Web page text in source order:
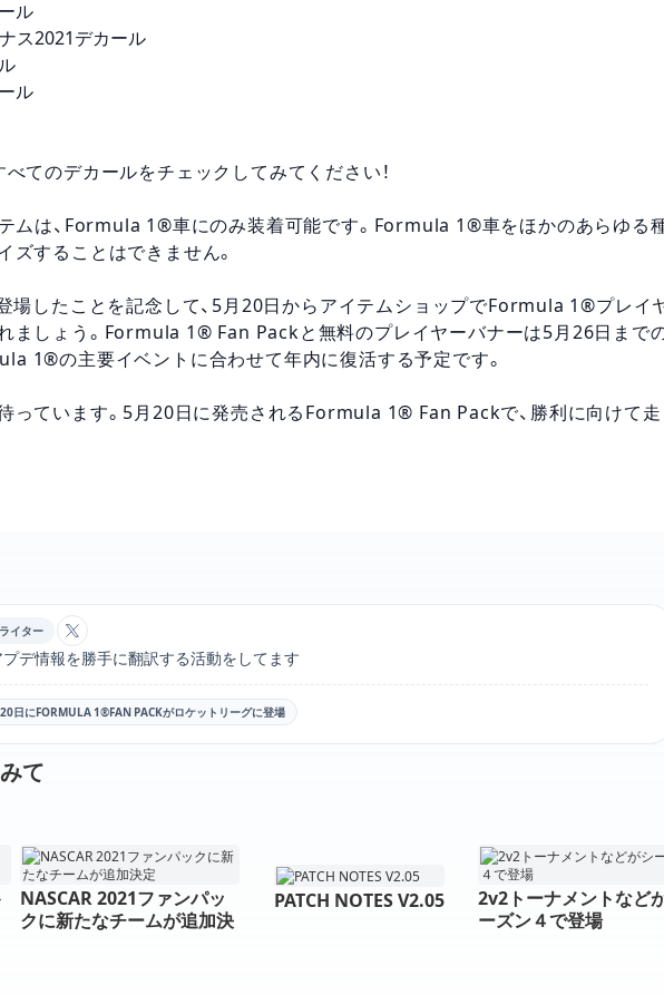
ル
ス2021デカール
ル
てのデカールをチェックしてみてください！
ムは、Formula 1®車にのみ装着可能です。Formula 1®車をほかのあらゆる
ズすることはできません。
場したことを記念して、5月20日からアイテムショップでFormula 1®プレイ
ましょう。Formula 1® Fan Packと無料のプレイヤーバナーは5月26日まで
1®の主要イベントに合わせて年内に復活する予定です。
っています。5月20日に発売されるFormula 1® Fan Packで、勝利に向けて走
イター
YuuuのXアカウントリンク
デ情報を勝手に翻訳する活動をしてます
日にFORMULA 1®FAN PACKがロケットリーグに登場
て
NASCAR 2021ファンパッ
クに新たなチームが追加決
PATCH NOTES V2.05
2v2トーナメントなどが
ーズン４で登場